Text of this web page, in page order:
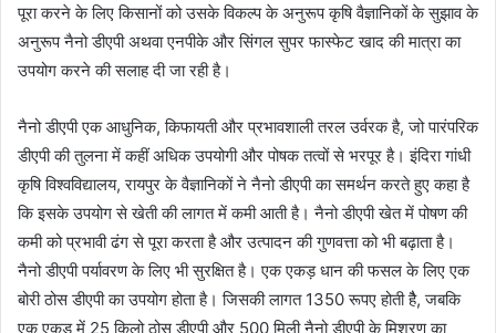
पूरा करने के लिए किसानों को उसके विकल्प के अनुरूप कृषि वैज्ञानिकों के सुझाव के
अनुरूप नैनो डीएपी अथवा एनपीके और सिंगल सुपर फास्फेट खाद की मात्रा का
उपयोग करने की सलाह दी जा रही है।
नैनो डीएपी एक आधुनिक, किफायती और प्रभावशाली तरल उर्वरक है, जो पारंपरिक
डीएपी की तुलना में कहीं अधिक उपयोगी और पोषक तत्वों से भरपूर है। इंदिरा गांधी
कृषि विश्वविद्यालय, रायपुर के वैज्ञानिकों ने नैनो डीएपी का समर्थन करते हुए कहा है
कि इसके उपयोग से खेती की लागत में कमी आती है। नैनो डीएपी खेत में पोषण की
कमी को प्रभावी ढंग से पूरा करता है और उत्पादन की गुणवत्ता को भी बढ़ाता है।
नैनो डीएपी पर्यावरण के लिए भी सुरक्षित है। एक एकड़ धान की फसल के लिए एक
बोरी ठोस डीएपी का उपयोग होता है। जिसकी लागत 1350 रूपए होती हैै, जबकि
एक एकड़ में 25 किलो ठोस डीएपी और 500 मिली नैनो डीएपी के मिश्रण का